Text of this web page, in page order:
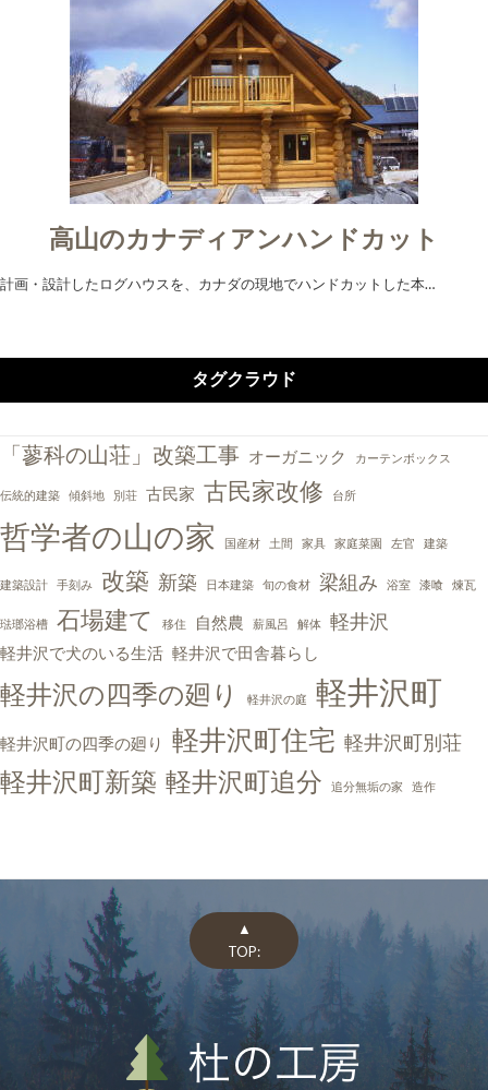
高山のカナディアンハンドカット
計画・設計したログハウスを、カナダの現地でハンドカットした本…
タグクラウド
「蓼科の山荘」改築工事 オーガニック カーテンボックス
伝統的建築 傾斜地 別荘 古民家 古民家改修 台所
哲学者の山の家 国産材 土間 家具 家庭菜園 左官 建築
建築設計 手刻み 改築 新築 日本建築 旬の食材 梁組み 浴室 漆喰 煉瓦
琺瑯浴槽 石場建て 移住 自然農 薪風呂 解体 軽井沢
軽井沢で犬のいる生活 軽井沢で田舎暮らし
軽井沢の四季の廻り 軽井沢の庭 軽井沢町
軽井沢町の四季の廻り 軽井沢町住宅 軽井沢町別荘
軽井沢町新築 軽井沢町追分 追分無垢の家 造作
▲
TOP: